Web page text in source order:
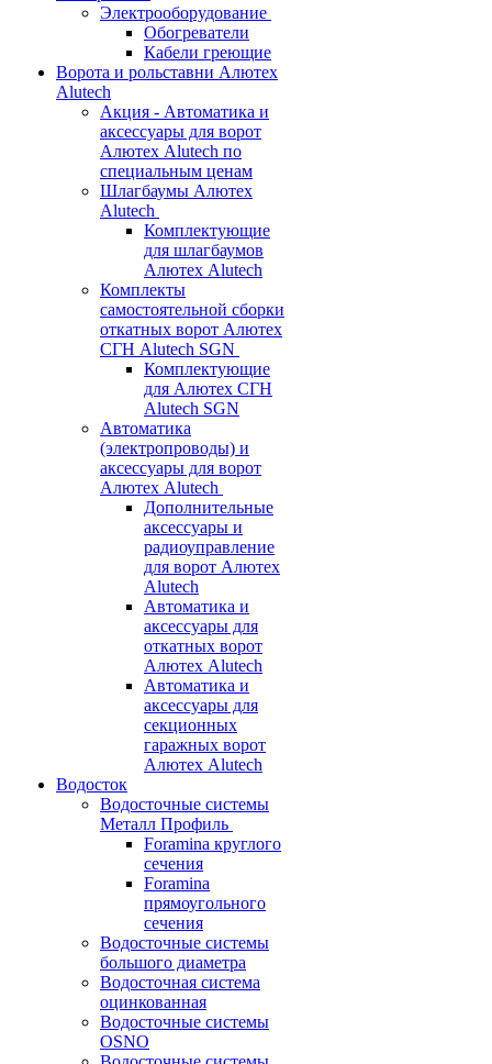
Электрооборудование
Обогреватели
Кабели греющие
Ворота и рольставни Алютех
Alutech
Акция - Автоматика и
аксессуары для ворот
Алютех Alutech по
специальным ценам
Шлагбаумы Алютех
Alutech
Комплектующие
для шлагбаумов
Алютех Alutech
Комплекты
самостоятельной сборки
откатных ворот Алютех
СГН Alutech SGN
Комплектующие
для Алютех СГН
Alutech SGN
Автоматика
(электропроводы) и
аксессуары для ворот
Алютех Alutech
Дополнительные
аксессуары и
радиоуправление
для ворот Алютех
Alutech
Автоматика и
аксессуары для
откатных ворот
Алютех Alutech
Автоматика и
аксессуары для
секционных
гаражных ворот
Алютех Alutech
Водосток
Водосточные системы
Металл Профиль
Foramina круглого
сечения
Foramina
прямоугольного
сечения
Водосточные системы
большого диаметра
Водосточная система
оцинкованная
Водосточные системы
OSNO